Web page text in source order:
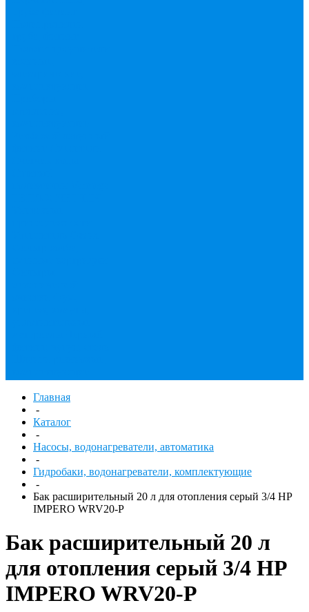
Главная
-
Каталог
-
Насосы, водонагреватели, автоматика
-
Гидробаки, водонагреватели, комплектующие
-
Бак расширительный 20 л для отопления серый 3/4 НР
IMPERO WRV20-P
Бак расширительный 20 л
для отопления серый 3/4 НР
IMPERO WRV20-P